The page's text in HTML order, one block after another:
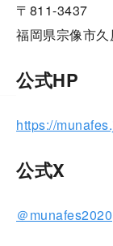
〒811-3437
福岡県宗像市
公式HP
https://
公式X
＠munafes2020